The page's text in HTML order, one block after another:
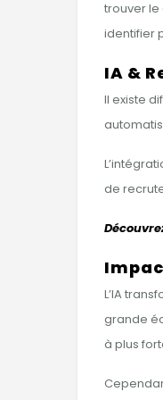
trouver le
identifier
IA &
Il existe
de
L’IA
grande
à plus